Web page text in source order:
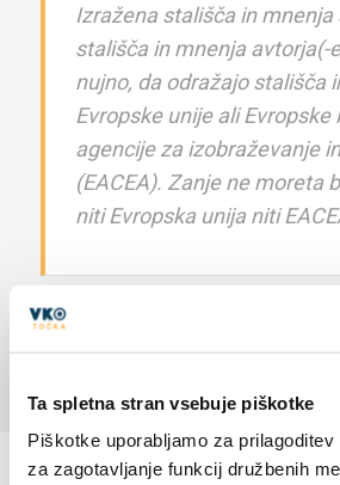
Ta spletna stran vsebuje piškotke
Piškotke uporabljamo za prilagoditev
za zagotavljanje funkcij družbenih
Izražena stališča in mnenja
stališča in mnenja avtorja(-
nujno, da odražajo stališča
Evropske unije ali Evropske
agencije za izobraževanje
(EACEA). Zanje ne moreta
niti Evropska unija niti
DELITE S PRIJATELJI